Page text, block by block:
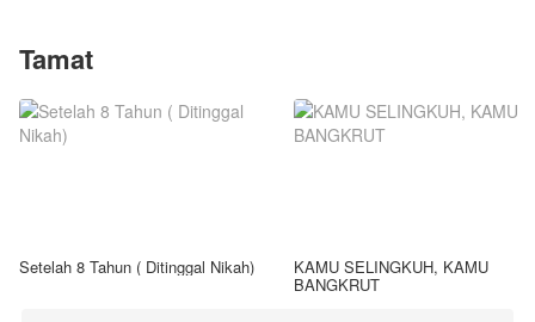
Tamat
Setelah 8 Tahun ( Ditinggal Nikah) KAMU SELINGKUH, KAMU
BANGKRUT